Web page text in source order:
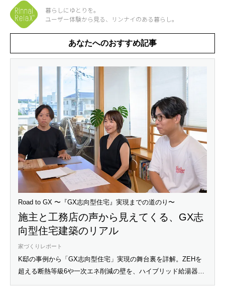
暮らしにゆとりを。
ユーザー体験から見る、リンナイのある暮らし。
あなたへのおすすめ記事
Road to GX 〜『GX志向型住宅』実現までの道のり〜
施主と工務店の声から見えてくる、GX志
向型住宅建築のリアル
家づくりレポート
K邸の事例から「GX志向型住宅」実現の舞台裏を詳解。ZEHを
超える断熱等級6や一次エネ削減の壁を、ハイブリッド給湯器